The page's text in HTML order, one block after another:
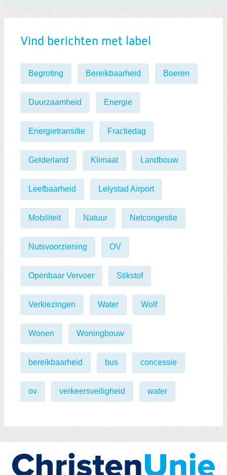
Vind berichten met label
Begroting Bereikbaarheid Boeren
Duurzaamheid Energie
Energietransitie Fractiedag
Gelderland Klimaat Landbouw
Leefbaarheid Lelystad Airport
Mobiliteit Natuur Netcongestie
Nutsvoorziening OV
Openbaar Vervoer Stikstof
Verkiezingen Water Wolf
Wonen Woningbouw
bereikbaarheid bus concessie
ov verkeersveiligheid water